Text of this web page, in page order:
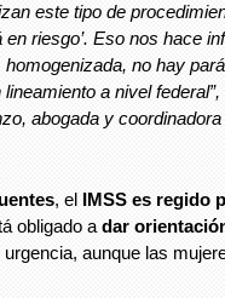
este tipo de
riesgo’. Eso nos hace
no hay
a nivel federal”,
abogada y coordinadora
, el IMSS es regido
obligado a dar
aunque las